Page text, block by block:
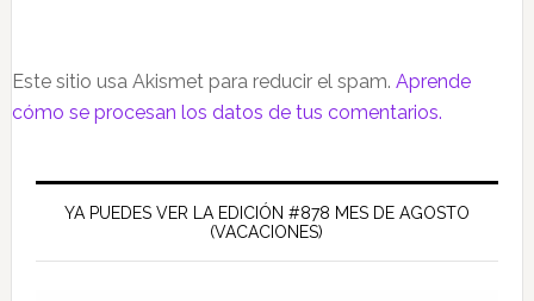
Este sitio usa Akismet para reducir el spam. Aprende
cómo se procesan los datos de tus comentarios.
Barra
lateral
principal
YA PUEDES VER LA EDICIÓN #878 MES DE AGOSTO
(VACACIONES)